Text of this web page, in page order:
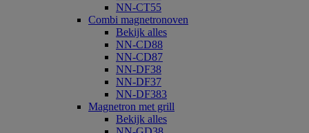
NN-CT55
Combi magnetronoven
Bekijk alles
NN-CD88
NN-CD87
NN-DF38
NN-DF37
NN-DF383
Magnetron met grill
Bekijk alles